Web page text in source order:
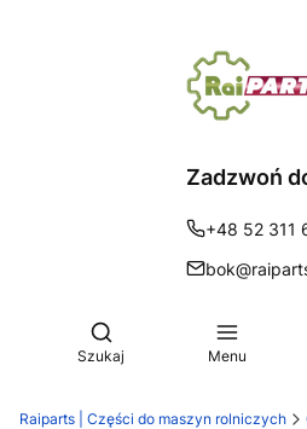
Zadzwoń
+48 52 311
Otwórz wyszukiwarkę
Szukaj Menu
Raiparts | Części do maszyn rolniczych